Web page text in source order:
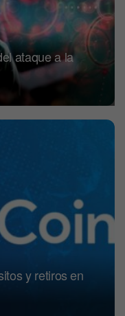
ataque a la
y retiros en